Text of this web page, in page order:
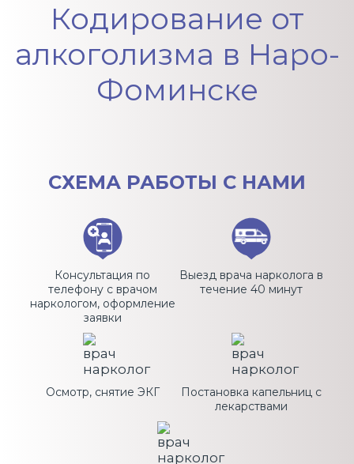
Кодирование от
алкоголизма в Наро-
Фоминске
СХЕМА РАБОТЫ С НАМИ
Консультация по
телефону с врачом
наркологом, оформление
заявки
Выезд врача нарколога в
течение 40 минут
Осмотр, снятие ЭКГ
Постановка капельниц с
лекарствами